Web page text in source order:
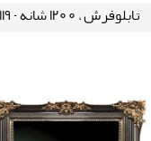
تابلوفرش ، 1200 شانه - 119-2